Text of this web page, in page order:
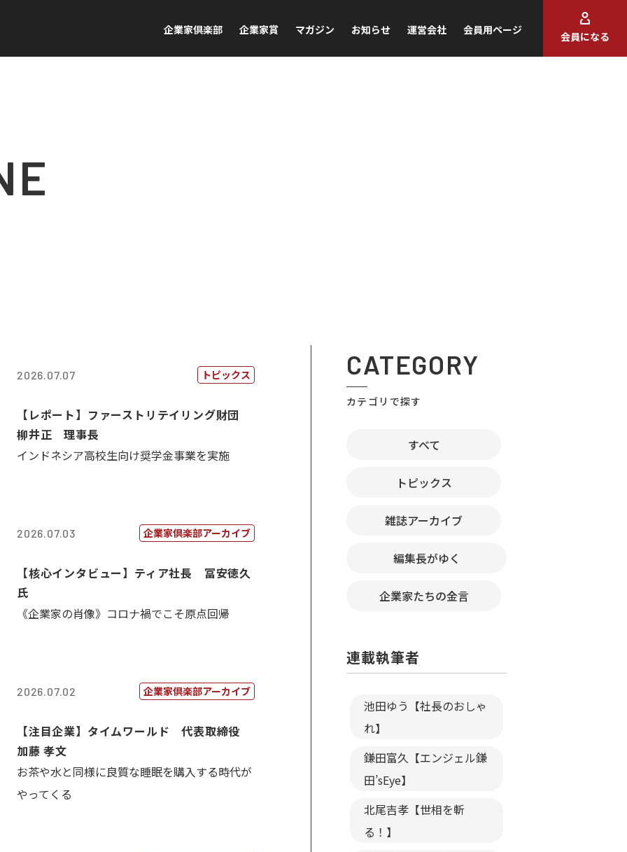
企業家倶楽部 企業家賞 マガジン お知らせ 運営会社 会員用ページ
会員になる
2026.07.07 トピックス
【レポート】ファーストリテイリング財団
柳井正 理事長
インドネシア高校生向け奨学金事業を実施
2026.07.03 企業家倶楽部アーカイブ
【核心インタビュー】ティア社長 冨安徳久
氏
《企業家の肖像》コロナ禍でこそ原点回帰
2026.07.02 企業家倶楽部アーカイブ
【注目企業】タイムワールド 代表取締役
加藤 孝文
お茶や水と同様に良質な睡眠を購入する時代が
やってくる
CATEGORY
カテゴリで探す
すべて
トピックス
雑誌アーカイブ
編集長がゆく
企業家たちの金言
連載執筆者
池田ゆう【社長のおしゃ
れ】
鎌田富久【エンジェル鎌
田’sEye】
北尾吉孝【世相を斬
る！】